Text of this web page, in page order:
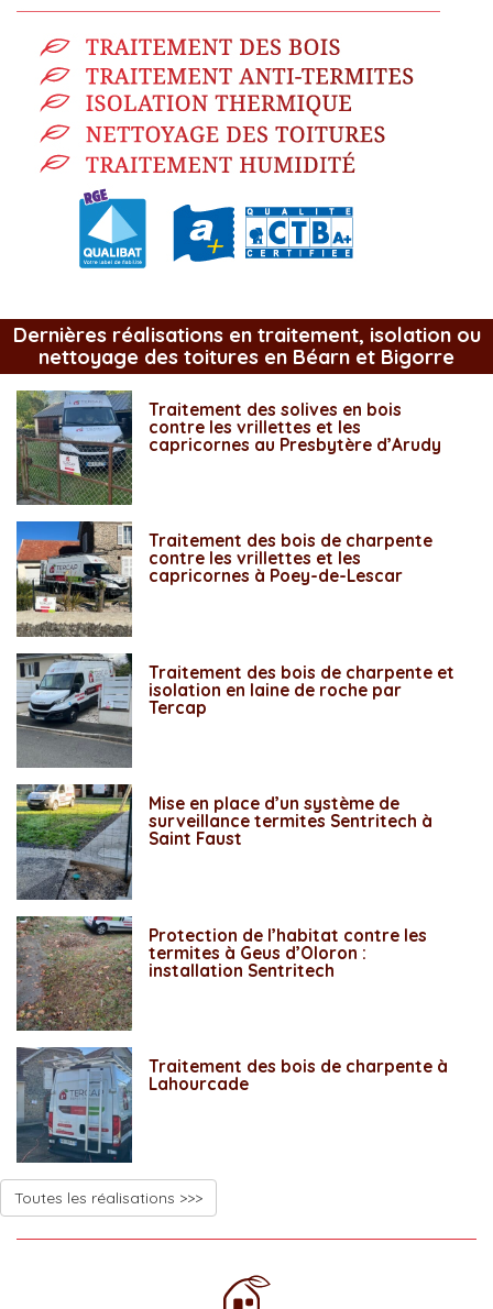
Dernières réalisations en traitement, isolation ou
nettoyage des toitures en Béarn et Bigorre
Traitement des solives en bois
contre les vrillettes et les
capricornes au Presbytère d’Arudy
Traitement des bois de charpente
contre les vrillettes et les
capricornes à Poey-de-Lescar
Traitement des bois de charpente et
isolation en laine de roche par
Tercap
Mise en place d’un système de
surveillance termites Sentritech à
Saint Faust
Protection de l’habitat contre les
termites à Geus d’Oloron :
installation Sentritech
Traitement des bois de charpente à
Lahourcade
Toutes les réalisations >>>